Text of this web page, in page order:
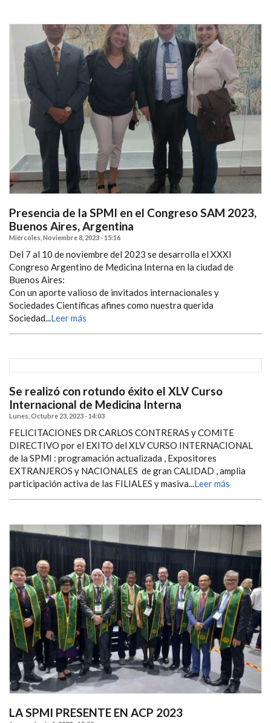
Presencia de la SPMI en el Congreso SAM 2023,
Buenos Aires, Argentina
Miércoles, Noviembre 8, 2023 - 15:16
Del 7 al 10 de noviembre del 2023 se desarrolla el XXXI
Congreso Argentino de Medicina Interna en la ciudad de
Buenos Aires:
Con un aporte valioso de invitados internacionales y
Sociedades Científicas afines como nuestra querida
Sociedad... Leer más
Se realizó con rotundo éxito el XLV Curso
Internacional de Medicina Interna
Lunes, Octubre 23, 2023 - 14:03
FELICITACIONES DR CARLOS CONTRERAS y COMITE
DIRECTIVO por el EXITO del XLV CURSO INTERNACIONAL
de la SPMI : programación actualizada , Expositores
EXTRANJEROS y NACIONALES de gran CALIDAD , amplia
participación activa de las FILIALES y masiva... Leer más
LA SPMI PRESENTE EN ACP 2023